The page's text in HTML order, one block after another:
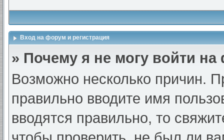
Вход на форум и регистрация
» Почему я не могу войти
Возможно несколько причин.
правильно вводите имя
вводятся правильно, то